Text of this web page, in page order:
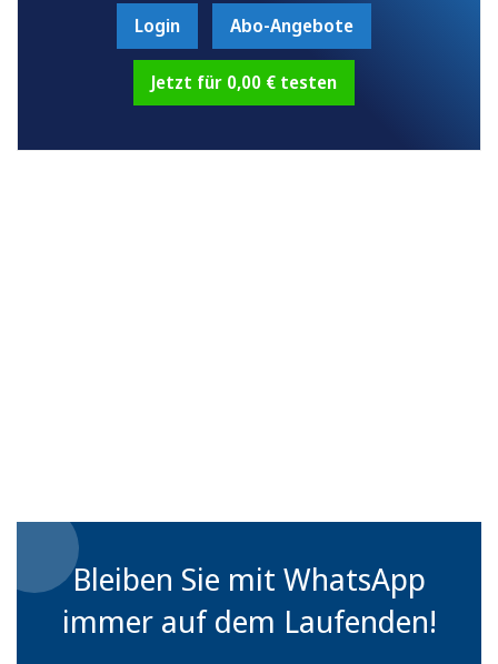
Login Abo-Angebote
Jetzt für 0,00 € testen
Bleiben Sie mit WhatsApp
immer auf dem Laufenden!